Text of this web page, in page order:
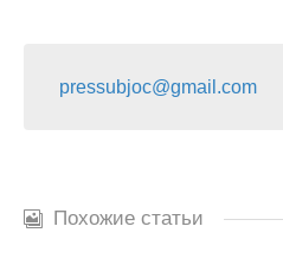
pressubjoc@gmail.com
Похожие статьи